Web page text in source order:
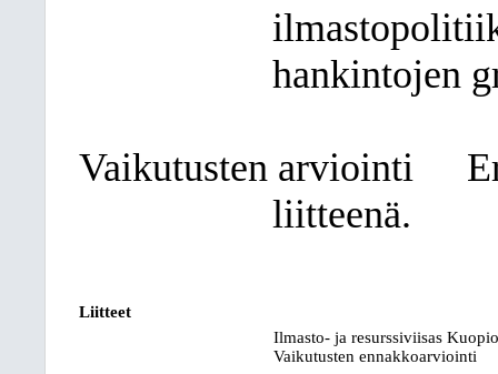
hankintojen
Vaikutusten arviointi
liitteenä.
Liitteet
Ilmasto- ja resurssiviisas
Vaikutusten ennakkoarviointi